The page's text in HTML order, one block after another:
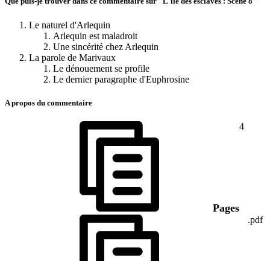
Le naturel d'Arlequin
Arlequin est maladroit
Une sincérité chez Arlequin
La parole de Marivaux
Le dénouement se profile
Le dernier paragraphe d'Euphrosine
A propos du commentaire
Pages
4
.pdf